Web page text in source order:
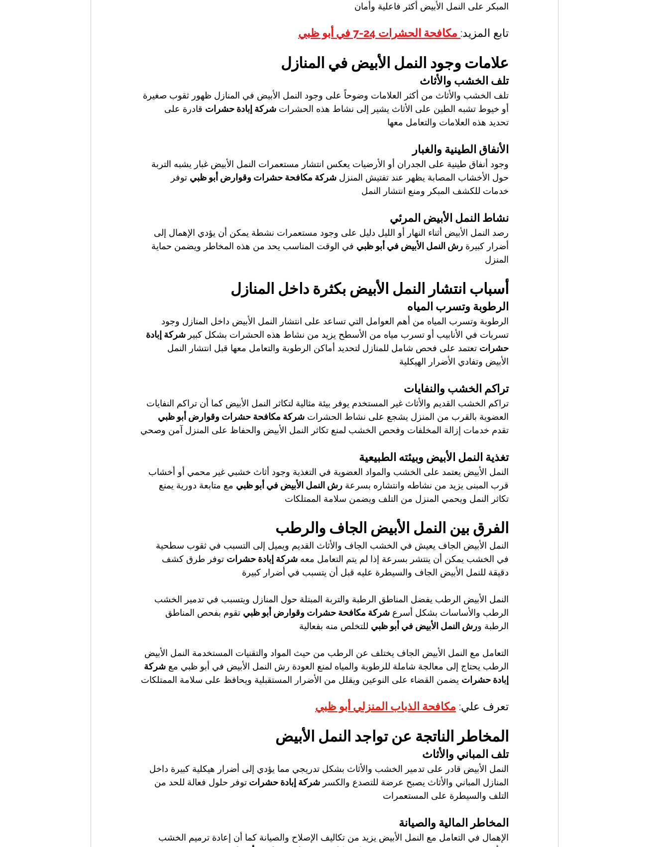
المبكر على النمل الأبيض أكثر فاعلية وأمان
تابع المزيد: مكافحة الحشرات 24-7 في أبو ظبي
علامات وجود النمل الأبيض في المنازل
تلف الخشب والأثاث
تلف الخشب والأثاث من أكثر العلامات وضوحاً على وجود النمل الأبيض في المنازل ظهور ثقوب صغيرة
أو خيوط تشبه الطين على الأثاث يشير إلى نشاط هذه الحشرات شركة إبادة حشرات قادرة على
تحديد هذه العلامات والتعامل معها
الأنفاق الطينية والغبار
وجود أنفاق طينية على الجدران أو الأرضيات يعكس انتشار مستعمرات النمل الأبيض غبار يشبه التربة
حول الأخشاب المصابة يظهر عند تفتيش المنزل شركة مكافحة حشرات وقوارض أبو ظبي توفر
خدمات للكشف المبكر ومنع انتشار النمل
نشاط النمل الأبيض المرئي
رصد النمل الأبيض أثناء النهار أو الليل دليل على وجود مستعمرات نشطة يمكن أن يؤدي الإهمال إلى
أضرار كبيرة رش النمل الأبيض في أبو ظبي في الوقت المناسب يحد من هذه المخاطر ويضمن حماية
المنزل
أسباب انتشار النمل الأبيض بكثرة داخل المنازل
الرطوبة وتسرب المياه
الرطوبة وتسرب المياه من أهم العوامل التي تساعد على انتشار النمل الأبيض داخل المنازل وجود
تسربات في الأنابيب أو تسرب مياه من الأسطح يزيد من نشاط هذه الحشرات بشكل كبير شركة إبادة
حشرات تعتمد على فحص شامل للمنازل لتحديد أماكن الرطوبة والتعامل معها قبل انتشار النمل
الأبيض وتفادي الأضرار الهيكلية
تراكم الخشب والنفايات
تراكم الخشب القديم والأثاث غير المستخدم يوفر بيئة مثالية لتكاثر النمل الأبيض كما أن تراكم النفايات
العضوية بالقرب من المنزل يشجع على نشاط الحشرات شركة مكافحة حشرات وقوارض أبو ظبي
تقدم خدمات إزالة المخلفات وفحص الخشب لمنع تكاثر النمل الأبيض والحفاظ على المنزل آمن وصحي
تغذية النمل الأبيض وبيئته الطبيعية
النمل الأبيض يعتمد على الخشب والمواد العضوية في التغذية وجود أثاث خشبي غير محمي أو أخشاب
قرب المبنى يزيد من نشاطه وانتشاره بسرعة رش النمل الأبيض في أبو ظبي مع متابعة دورية يمنع
تكاثر النمل ويحمي المنزل من التلف ويضمن سلامة الممتلكات
الفرق بين النمل الأبيض الجاف والرطب
النمل الأبيض الجاف يعيش في الخشب الجاف والأثاث القديم ويميل إلى التسبب في ثقوب سطحية
في الخشب يمكن أن ينتشر بسرعة إذا لم يتم التعامل معه شركة إبادة حشرات توفر طرق كشف
دقيقة للنمل الأبيض الجاف والسيطرة عليه قبل أن يتسبب في أضرار كبيرة
النمل الأبيض الرطب يفضل المناطق الرطبة والتربة المبتلة حول المنازل ويتسبب في تدمير الخشب
الرطب والأساسات بشكل أسرع شركة مكافحة حشرات وقوارض أبو ظبي تقوم بفحص المناطق
الرطبة ورش النمل الأبيض في أبو ظبي للتخلص منه بفعالية
التعامل مع النمل الأبيض الجاف يختلف عن الرطب من حيث المواد والتقنيات المستخدمة النمل الأبيض
الرطب يحتاج إلى معالجة شاملة للرطوبة والمياه لمنع العودة رش النمل الأبيض في أبو ظبي مع شركة
إبادة حشرات يضمن القضاء على النوعين ويقلل من الأضرار المستقبلية ويحافظ على سلامة الممتلكات
تعرف علي: مكافحة الذباب المنزلي أبو ظبي
المخاطر الناتجة عن تواجد النمل الأبيض
تلف المباني والأثاث
النمل الأبيض قادر على تدمير الخشب والأثاث بشكل تدريجي مما يؤدي إلى أضرار هيكلية كبيرة داخل
المنازل المباني والأثاث يصبح عرضة للتصدع والكسر شركة إبادة حشرات توفر حلول فعالة للحد من
التلف والسيطرة على المستعمرات
المخاطر المالية والصيانة
الإهمال في التعامل مع النمل الأبيض يزيد من تكاليف الإصلاح والصيانة كما أن إعادة ترميم الخشب